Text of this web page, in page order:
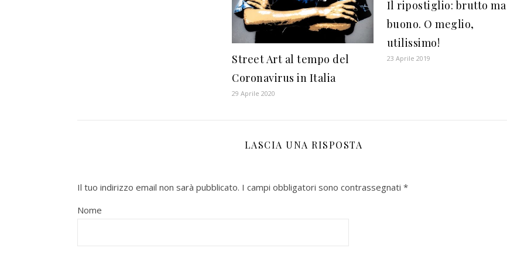
Street Art al tempo del
Coronavirus in Italia
29 Aprile 2020
Il ripostiglio: brutto ma
buono. O meglio,
utilissimo!
23 Aprile 2019
LASCIA UNA RISPOSTA
Il tuo indirizzo email non sarà pubblicato. I campi obbligatori sono contrassegnati *
Nome